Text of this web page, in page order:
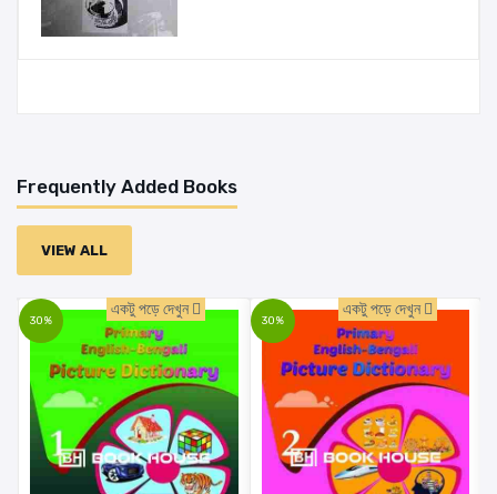
Frequently Added Books
VIEW ALL
30%
একটু পড়ে দেখুন
30%
একটু পড়ে দেখুন